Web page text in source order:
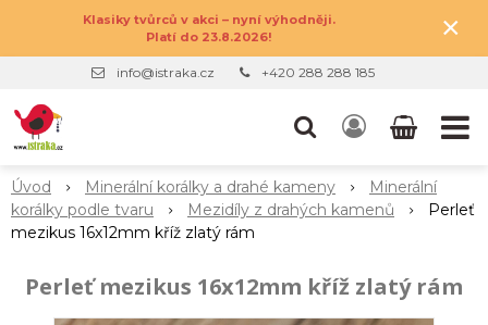
Klasiky tvůrců v akci – nyní výhodněji.
Platí do 23.8.2026!
×
info@istraka.cz +420 288 288 185
Úvod Minerální korálky a drahé kameny
Minerální
korálky podle tvaru
Mezidíly z drahých kamenů
Perleť
mezikus 16x12mm kříž zlatý rám
Perleť mezikus 16x12mm kříž zlatý rám